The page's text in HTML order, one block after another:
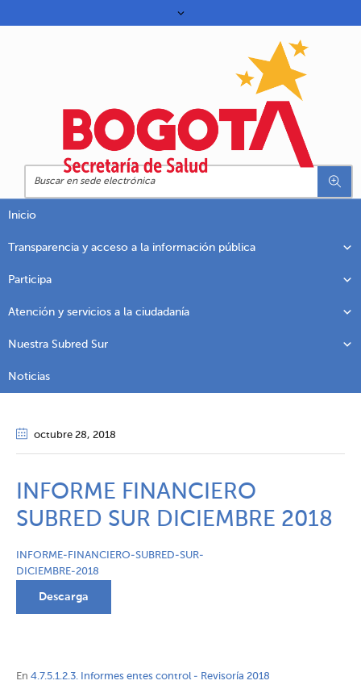
Inicio
Transparencia y acceso a la información pública
Participa
Atención y servicios a la ciudadanía
Nuestra Subred Sur
Noticias
octubre 28, 2018
INFORME FINANCIERO
SUBRED SUR DICIEMBRE 2018
INFORME-FINANCIERO-SUBRED-SUR-
DICIEMBRE-2018
Descarga
En 4.7.5.1.2.3. Informes entes control - Revisoría 2018